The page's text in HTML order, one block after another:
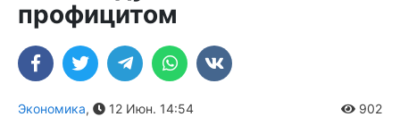
профицитом
Экономика, 12 Июн. 14:54 902